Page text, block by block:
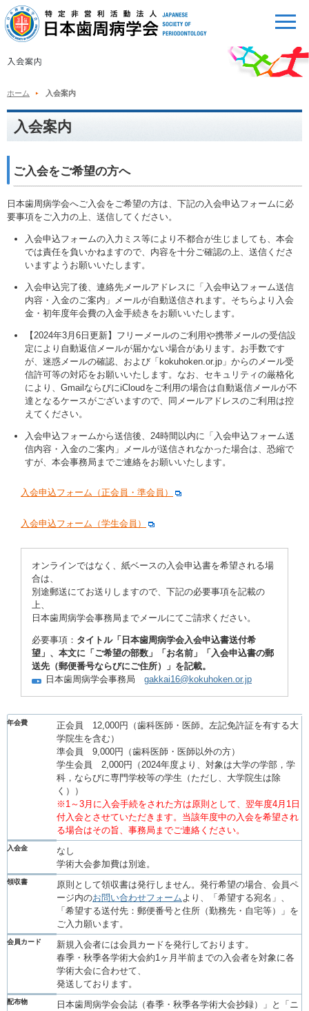
ホーム 入会案内
入会案内
ご入会をご希望の方へ
日本歯周病学会へご入会をご希望の方は、下記の入会申込フォームに必
要事項をご入力の上、送信してください。
入会申込フォームの入力ミス等により不都合が生じましても、本会
では責任を負いかねますので、内容を十分ご確認の上、送信くださ
いますようお願いいたします。
入会申込完了後、連絡先メールアドレスに「入会申込フォーム送信
内容・入金のご案内」メールが自動送信されます。そちらより入会
金・初年度年会費の入金手続きをお願いいたします。
【2024年3月6日更新】フリーメールのご利用や携帯メールの受信設
定により自動返信メールが届かない場合があります。お手数です
が、迷惑メールの確認、および「kokuhoken.or.jp」からのメール受
信許可等の対応をお願いいたします。なお、セキュリティの厳格化
により、GmailならびにiCloudをご利用の場合は自動返信メールが不
達となるケースがございますので、同メールアドレスのご利用は控
えてください。
入会申込フォームから送信後、24時間以内に「入会申込フォーム送
信内容・入金のご案内」メールが送信されなかった場合は、恐縮で
すが、本会事務局までご連絡をお願いいたします。
入会申込フォーム（正会員・準会員）
入会申込フォーム（学生会員）
オンラインではなく、紙ベースの入会申込書を希望される場
合は、
別途郵送にてお送りしますので、下記の必要事項を記載の
上、
日本歯周病学会事務局までメールにてご請求ください。
必要事項： タイトル「日本歯周病学会入会申込書送付希
望」、本文に「ご希望の部数」「お名前」「入会申込書の郵
送先（郵便番号ならびにご住所）」を記載。
日本歯周病学会事務局 gakkai16@kokuhoken.or.jp
年会費
正会員 12,000円（歯科医師・医師。左記免許証を有する大
学院生を含む）
準会員 9,000円（歯科医師・医師以外の方）
学生会員 2,000円（2024年度より、対象は大学の学部，学
科，ならびに専門学校等の学生（ただし、大学院生は除
く））
※1～3月に入会手続をされた方は原則として、翌年度4月1日
付入会とさせていただきます。当該年度中の入会を希望され
る場合はその旨、事務局までご連絡ください。
入会金
なし
学術大会参加費は別途。
領収書
原則として領収書は発行しません。発行希望の場合、会員ペ
ージ内のお問い合わせフォーム より、「希望する宛名」、
「希望する送付先：郵便番号と住所（勤務先・自宅等）」を
ご入力願います。
会員カード
新規入会者には会員カードを発行しております。
春季・秋季各学術大会約1ヶ月半前までの入会者を対象に各
学術大会に合わせて、
発送しております。
配布物
日本歯周病学会会誌（春季・秋季各学術大会抄録）」と「ニ